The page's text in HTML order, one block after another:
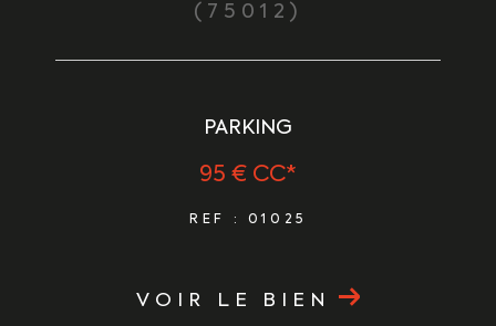
(75012)
PARKING
95 € CC*
REF : 01025
VOIR LE BIEN